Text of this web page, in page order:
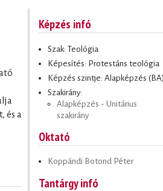
és a
Képzés infó
Szak: Teológia
Képesítés: Protestáns teológia
Képzés szintje: Alapképzés (BA)
Szakirány:
Alapképzés - Unitárius
szakirány
Oktató
Koppándi Botond Péter
Tantárgy infó